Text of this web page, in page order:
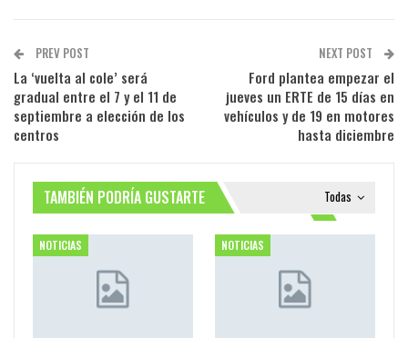
PREV POST
La ‘vuelta al cole’ será
gradual entre el 7 y el 11 de
septiembre a elección de los
centros
NEXT POST
Ford plantea empezar el
jueves un ERTE de 15 días en
vehículos y de 19 en motores
hasta diciembre
Todas
TAMBIÉN PODRÍA GUSTARTE
NOTICIAS NOTICIAS